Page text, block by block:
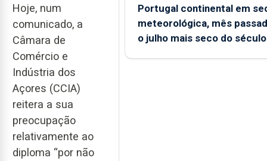
Hoje, num
comunicado, a
Câmara de
Comércio e
Indústria dos
Açores (CCIA)
reitera a sua
preocupação
relativamente ao
diploma “por não
Portugal continental em
meteorológica, mês
o julho mais seco do século